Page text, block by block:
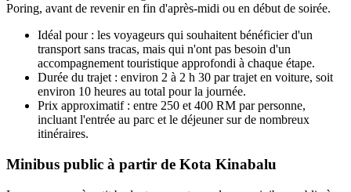
Poring, avant de revenir en fin d'après-midi ou en début de soirée.
Idéal pour : les voyageurs qui souhaitent bénéficier d'un
transport sans tracas, mais qui n'ont pas besoin d'un
accompagnement touristique approfondi à chaque étape.
Durée du trajet : environ 2 à 2 h 30 par trajet en voiture, soit
environ 10 heures au total pour la journée.
Prix approximatif : entre 250 et 400 RM par personne,
incluant l'entrée au parc et le déjeuner sur de nombreux
itinéraires.
Minibus public à partir de Kota Kinabalu